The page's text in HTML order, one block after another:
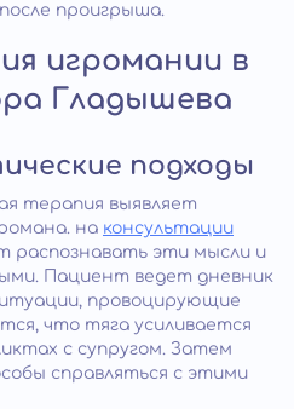
проигрыша.
игромании в
Гладышева
подходы
терапия выявляет
на консультации
распознавать эти мысли и
Пациент ведет дневник
провоцирующие
что тяга усиливается
с супругом. Затем
справляться с этими